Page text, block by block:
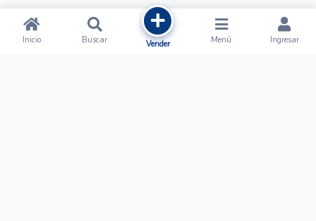
Inicio Buscar Vender Menú Ingresar